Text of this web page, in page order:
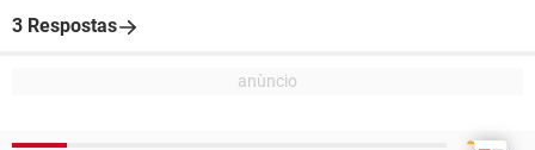
3 Respostas